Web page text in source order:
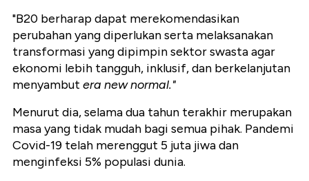
"B20 berharap dapat merekomendasikan
perubahan yang diperlukan serta melaksanakan
transformasi yang dipimpin sektor swasta agar
ekonomi lebih tangguh, inklusif, dan berkelanjutan
menyambut era new normal."
Menurut dia, selama dua tahun terakhir merupakan
masa yang tidak mudah bagi semua pihak. Pandemi
Covid-19 telah merenggut 5 juta jiwa dan
menginfeksi 5% populasi dunia.